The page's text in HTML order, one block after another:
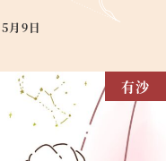
月9日
有沙